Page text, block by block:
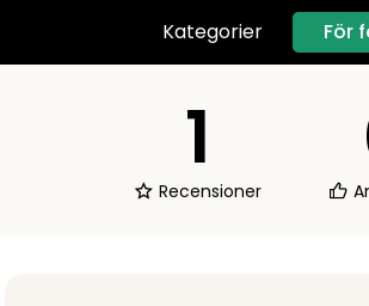
Kategorier För
1
Recensioner